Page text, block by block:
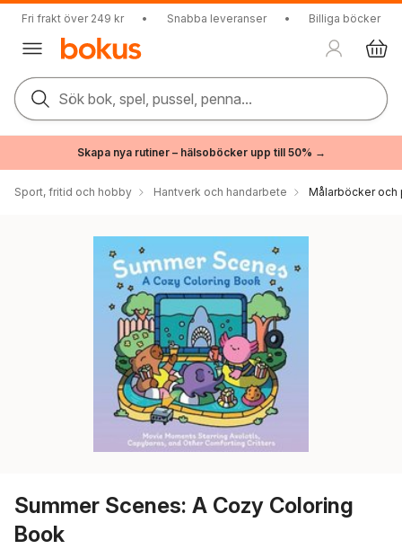
Fri frakt över 249 kr • Snabba leveranser • Billiga böcker
Sök bok, spel, pussel, penna...
Skapa nya rutiner – hälsoböcker upp till 50% →
Sport, fritid och hobby Hantverk och handarbete Målarböcker
Summer Scenes: A Cozy Coloring
Book